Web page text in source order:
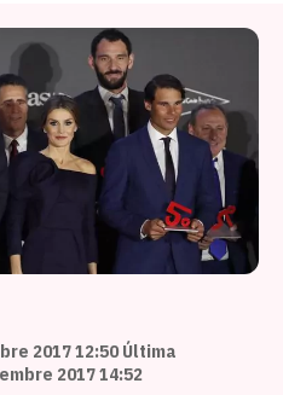
2017 12:50 Última
2017 14:52